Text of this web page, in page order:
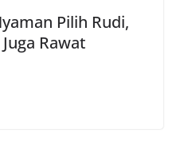
Pilih Rudi,
Rawat